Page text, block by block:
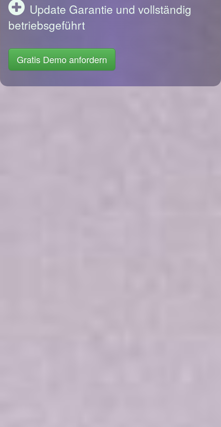
Update Garantie und vollständig
betriebsgeführt
Gratis Demo anfordern